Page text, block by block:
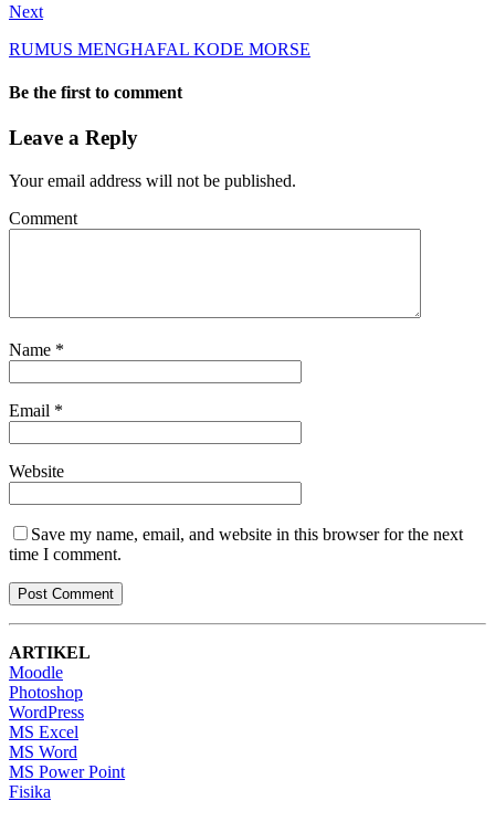
Next
RUMUS MENGHAFAL KODE MORSE
Be the first to comment
Leave a Reply
Your email address will not be published.
Comment
Name *
Email *
Website
Save my name, email, and website in this browser for the next
time I comment.
ARTIKEL
Moodle
Photoshop
WordPress
MS Excel
MS Word
MS Power Point
Fisika